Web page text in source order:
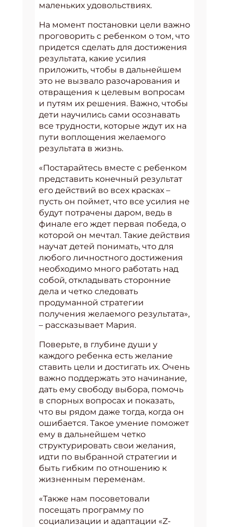
маленьких удовольствиях.
На момент постановки цели важно
проговорить с ребенком о том, что
придется сделать для достижения
результата, какие усилия
приложить, чтобы в дальнейшем
это не вызвало разочарования и
отвращения к целевым вопросам
и путям их решения. Важно, чтобы
дети научились сами осознавать
все трудности, которые ждут их на
пути воплощения желаемого
результата в жизнь.
«Постарайтесь вместе с ребенком
представить конечный результат
его действий во всех красках –
пусть он поймет, что все усилия не
будут потрачены даром, ведь в
финале его ждет первая победа, о
которой он мечтал. Такие действия
научат детей понимать, что для
любого личностного достижения
необходимо много работать над
собой, откладывать сторонние
дела и четко следовать
продуманной стратегии
получения желаемого результата»,
– рассказывает Мария.
Поверьте, в глубине души у
каждого ребенка есть желание
ставить цели и достигать их. Очень
важно поддержать это начинание,
дать ему свободу выбора, помочь
в спорных вопросах и показать,
что вы рядом даже тогда, когда он
ошибается. Такое умение поможет
ему в дальнейшем четко
структурировать свои желания,
идти по выбранной стратегии и
быть гибким по отношению к
жизненным переменам.
«Также нам посоветовали
посещать программу по
социализации и адаптации «Z-